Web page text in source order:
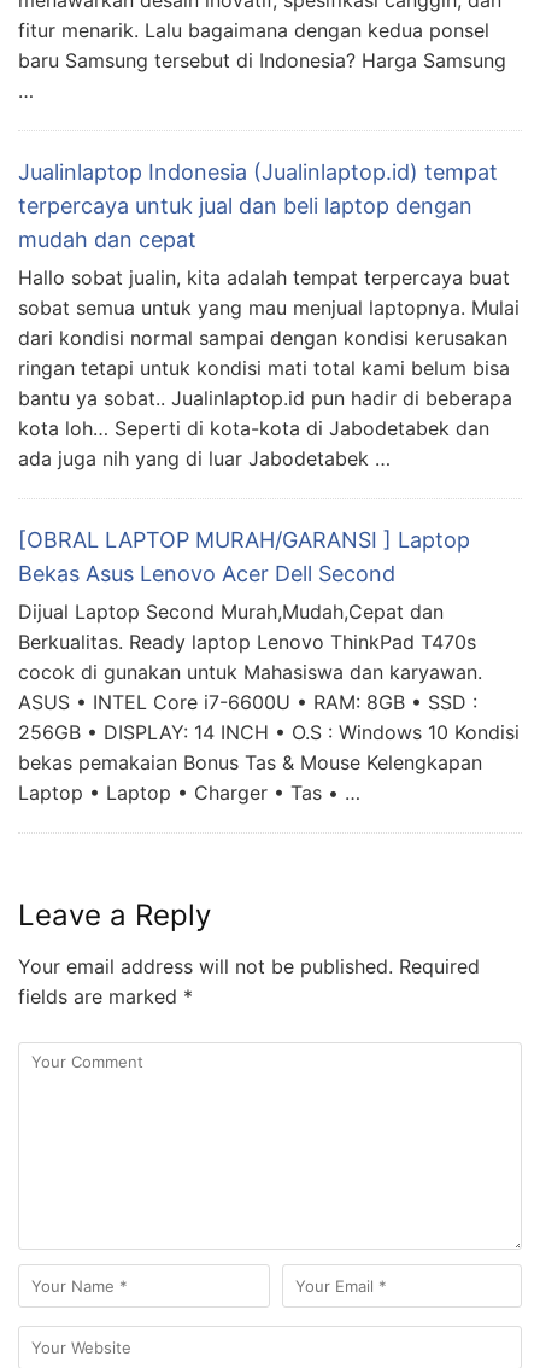
fitur menarik. Lalu bagaimana dengan kedua ponsel
baru Samsung tersebut di Indonesia? Harga Samsung
…
Jualinlaptop Indonesia (Jualinlaptop.id) tempat
terpercaya untuk jual dan beli laptop dengan
mudah dan cepat
Hallo sobat jualin, kita adalah tempat terpercaya buat
sobat semua untuk yang mau menjual laptopnya. Mulai
dari kondisi normal sampai dengan kondisi kerusakan
ringan tetapi untuk kondisi mati total kami belum bisa
bantu ya sobat.. Jualinlaptop.id pun hadir di beberapa
kota loh… Seperti di kota-kota di Jabodetabek dan
ada juga nih yang di luar Jabodetabek …
[OBRAL LAPTOP MURAH/GARANSI ] Laptop
Bekas Asus Lenovo Acer Dell Second
Dijual Laptop Second Murah,Mudah,Cepat dan
Berkualitas. Ready laptop Lenovo ThinkPad T470s
cocok di gunakan untuk Mahasiswa dan karyawan.
ASUS • INTEL Core i7-6600U • RAM: 8GB • SSD :
256GB • DISPLAY: 14 INCH • O.S : Windows 10 Kondisi
bekas pemakaian Bonus Tas & Mouse Kelengkapan
Laptop • Laptop • Charger • Tas • …
Leave a Reply
Your email address will not be published. Required
fields are marked *